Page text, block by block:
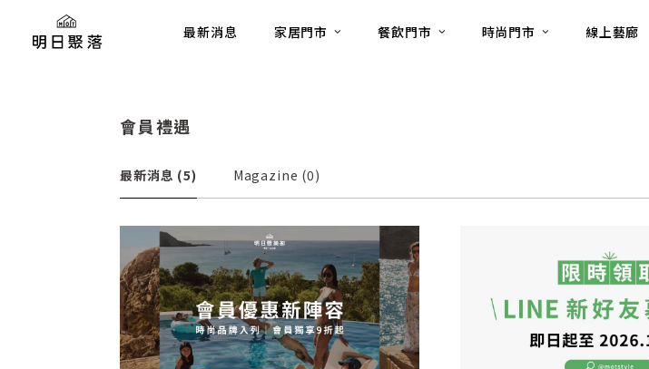
最新消息 家居門市 餐飲門市 時尚門市 線上藝廊
會員禮遇
最新消息 (5) Magazine (0)